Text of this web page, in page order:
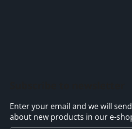
Enter your email and we will
about new products in our e-